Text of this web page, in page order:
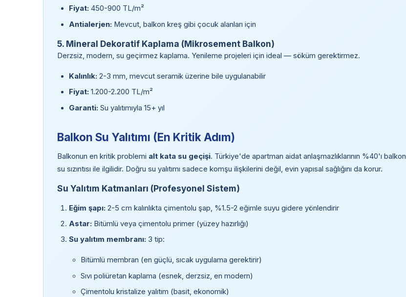
Fiyat: 450-900 TL/m²
Antialerjen: Mevcut, balkon kreş gibi çocuk alanları için
5. Mineral Dekoratif Kaplama (Mikrosement Balkon)
Derzsiz, modern, su geçirmez kaplama. Yenileme projeleri için ideal — söküm gerektirmez.
Kalınlık: 2-3 mm, mevcut seramik üzerine bile uygulanabilir
Fiyat: 1.200-2.200 TL/m²
Garanti: Su yalıtımıyla 15+ yıl
Balkon Su Yalıtımı (En Kritik Adım)
Balkonun en kritik problemi alt kata su geçişi. Türkiye'de apartman aidat anlaşmazlıklarının %40'ı balkon
su sızıntısı ile ilgilidir. Doğru su yalıtımı sadece komşu ilişkilerini değil, evin yapısal sağlığını da korur.
Su Yalıtım Katmanları (Profesyonel Sistem)
Eğim şapı: 2-5 cm kalınlıkta çimentolu şap, %1.5-2 eğimle suyu gidere yönlendirir
Astar: Bitümlü veya çimentolu primer (yüzey hazırlığı)
Su yalıtım membranı: 3 tip:
Bitümlü membran (en güçlü, sıcak uygulama gerektirir)
Sıvı poliüretan kaplama (esnek, derzsiz, en modern)
Çimentolu kristalize yalıtım (basit, ekonomik)